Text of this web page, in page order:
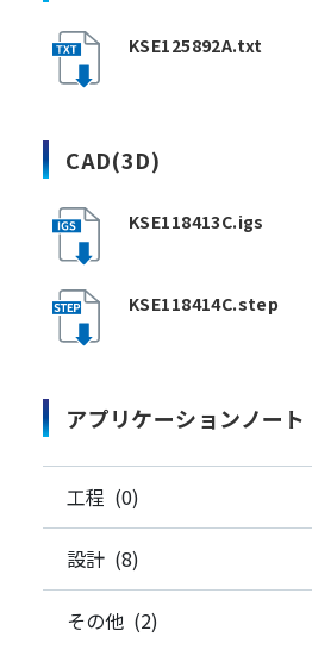
KSE125892A.txt
CAD(3D)
KSE118413C.igs
KSE118414C.step
アプリケーションノート
工程 (0)
設計 (8)
その他 (2)